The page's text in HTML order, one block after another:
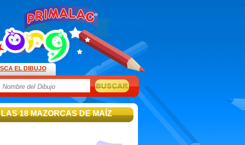
EL DIBUJO
18 MAZORCAS DE MAÍZ